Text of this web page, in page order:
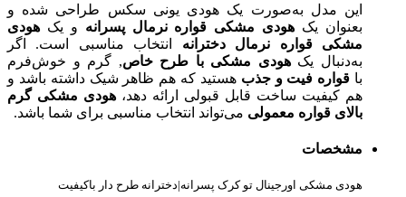
این مدل به‌صورت یک هودی یونی سکس طراحی شده و
بعنوان یک هودی مشکی قواره نرمال پسرانه و یک هودی
مشکی قواره نرمال دخترانه
انتخاب مناسبی است. اگر
به‌دنبال یکهودی مشکی با طرح خاص, گرم و خوش‌فرم
با قواره فیت و جذبهستید که هم ظاهر شیک داشته باشد و
هم کیفیت ساخت قابل قبولی ارائه دهد، هودی مشکی گرم
بالای قواره معمولی می‌تواند انتخاب مناسبی برای شما باشد.
مشخصات
هودی مشکی اورجینال تو کرک پسرانه|دخترانه طرح دار باکیفیت